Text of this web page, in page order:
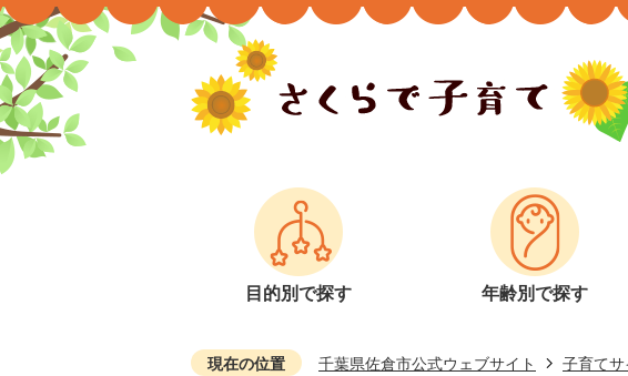
目的別で探す 年齢別で探す
現在の位置 千葉県佐倉市公式ウェブサイト 子育て